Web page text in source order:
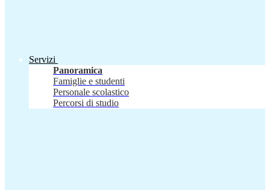
Servizi
Panoramica
Famiglie e studenti
Personale scolastico
Percorsi di studio